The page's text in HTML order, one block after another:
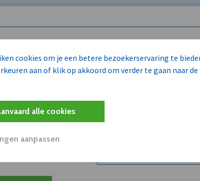
cookies om je een betere bezoekerservaring te
aan of klik op akkoord om verder te gaan naar de
alle cookies
aanpassen
voor
en/of partners
Wilt u niet enkel de dVO
Word dVO Member voor